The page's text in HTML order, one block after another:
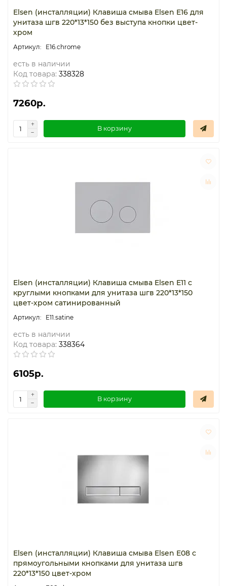
Elsen (инсталляции) Клавиша смыва Elsen E16 для
унитаза шгв 220*13*150 без выступа кнопки цвет-
хром
E16.chrome
есть в наличии
Код товара: 338328
7260р.
В корзину
Elsen (инсталляции) Клавиша смыва Elsen E11 с
круглыми кнопками для унитаза шгв 220*13*150
цвет-хром сатинированный
E11.satine
есть в наличии
Код товара: 338364
6105р.
В корзину
Elsen (инсталляции) Клавиша смыва Elsen E08 с
прямоугольными кнопками для унитаза шгв
220*13*150 цвет-хром